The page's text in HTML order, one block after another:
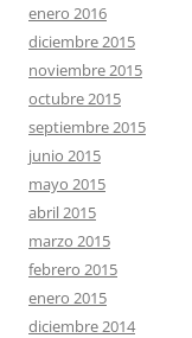
enero 2016
diciembre 2015
noviembre 2015
octubre 2015
septiembre 2015
junio 2015
mayo 2015
abril 2015
marzo 2015
febrero 2015
enero 2015
diciembre 2014